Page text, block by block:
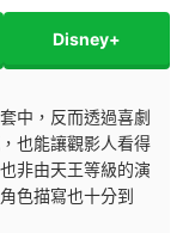
Disney+
中，反而透過喜劇
也能讓觀影人看得
非由天王等級的演
色描寫也十分到